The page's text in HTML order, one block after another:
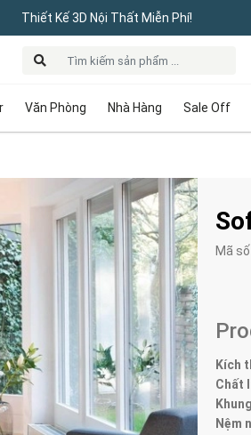
Thiết Kế 3D Nội Thất Miễn Phí!
Văn Phòng Nhà Hàng Sale Off
Mã
Kích
Chất
Nệm